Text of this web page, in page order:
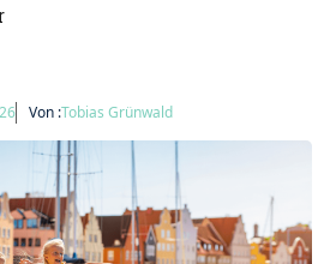
Von :Tobias Grünwald